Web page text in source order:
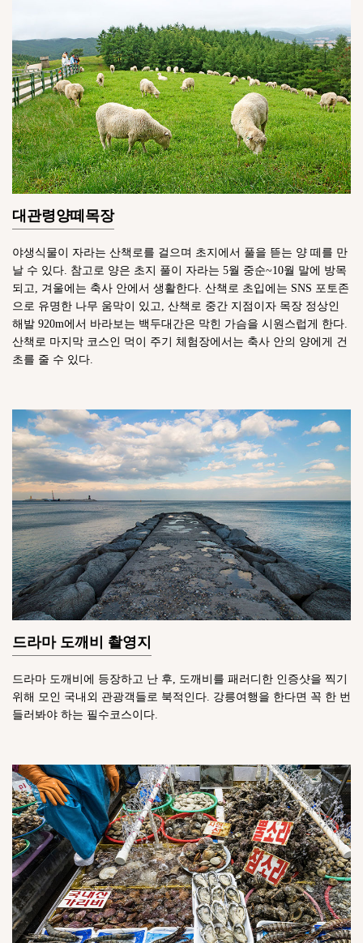
대관령양떼목장
야생식물이 자라는 산책로를 걸으며 초지에서 풀을 뜯는 양 떼를 만
날 수 있다. 참고로 양은 초지 풀이 자라는 5월 중순~10월 말에 방목
되고, 겨울에는 축사 안에서 생활한다. 산책로 초입에는 SNS 포토존
으로 유명한 나무 움막이 있고, 산책로 중간 지점이자 목장 정상인
해발 920m에서 바라보는 백두대간은 막힌 가슴을 시원스럽게 한다.
산책로 마지막 코스인 먹이 주기 체험장에서는 축사 안의 양에게 건
초를 줄 수 있다.
드라마 도깨비 촬영지
드라마 도깨비에 등장하고 난 후, 도깨비를 패러디한 인증샷을 찍기
위해 모인 국내외 관광객들로 북적인다. 강릉여행을 한다면 꼭 한 번
들러봐야 하는 필수코스이다.